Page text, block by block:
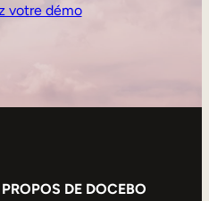
votre démo
DE DOCEBO